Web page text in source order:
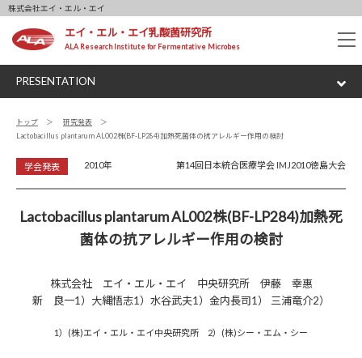
株式会社エイ・エル・エイ
エイ・エル・エイ乳酸菌研究所
ALA Research Institute for Fermentative Microbes
PRESENTATION
トップ
研究発表
Lactobacillus plantarum AL002株(BF-LP284)加熱死菌体の抗アレルギー作用の検討
学会発表 2010年 第14回日本統合医療学会 IMJ2010徳島大会
Lactobacillus plantarum AL002株(BF-LP284)加熱死
菌体の抗アレルギー作用の検討
株式会社 エイ・エル・エイ 中央研究所 伊藤 幸惠
新 良一1）大縄悟志1）水谷武夫1）金内長司1） 三浦竜介2）
1）(株)エイ・エル・エイ中央研究所 2）(株)シー・エム・シー